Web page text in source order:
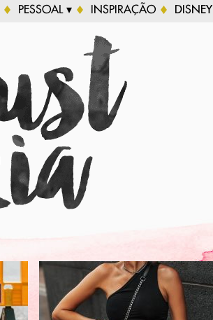
PESSOAL ▾ INSPIRAÇÃO DISNEY